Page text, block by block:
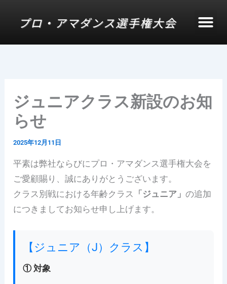
プロ・アマダンス選手権大会
ジュニアクラス新設のお知
らせ
2025年12月11日
平素は弊社ならびにプロ・アマダンス選手権大会を
ご愛顧賜り、誠にありがとうございます。
クラス別戦における年齢クラス
「ジュニア」の追加
につきましてお知らせ申し上げます。
【ジュニア（J）クラス】
① 対象